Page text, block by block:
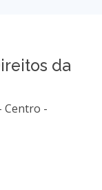
da
Centro -